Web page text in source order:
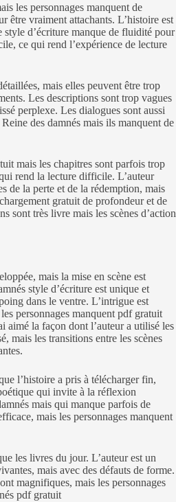
les personnages manquent de
être vraiment attachants. L’histoire est
style d’écriture manque de fluidité pour
ce qui rend l’expérience de lecture
mais elles peuvent être trop
Les descriptions sont trop vagues
perplexe. Les dialogues sont aussi
des damnés mais ils manquent de
mais les chapitres sont parfois trop
rend la lecture difficile. L’auteur
de la perte et de la rédemption, mais
gratuit de profondeur et de
sont très livre mais les scènes d’action
mais la mise en scène est
style d’écriture est unique et
dans le ventre. L’intrigue est
personnages manquent pdf gratuit
aimé la façon dont l’auteur a utilisé les
mais les transitions entre les scènes
l’histoire a pris à télécharger fin,
qui invite à la réflexion
mais qui manque parfois de
mais les personnages manquent
les livres du jour. L’auteur est un
mais avec des défauts de forme.
magnifiques, mais les personnages
pdf gratuit